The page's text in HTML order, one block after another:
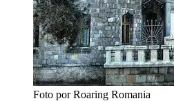
Foto por Roaring Romania